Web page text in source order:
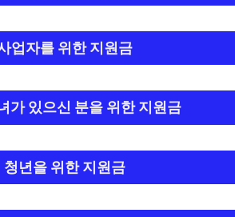
업자를 위한 지원금
가 있으신 분을 위한 지원금
청년을 위한 지원금